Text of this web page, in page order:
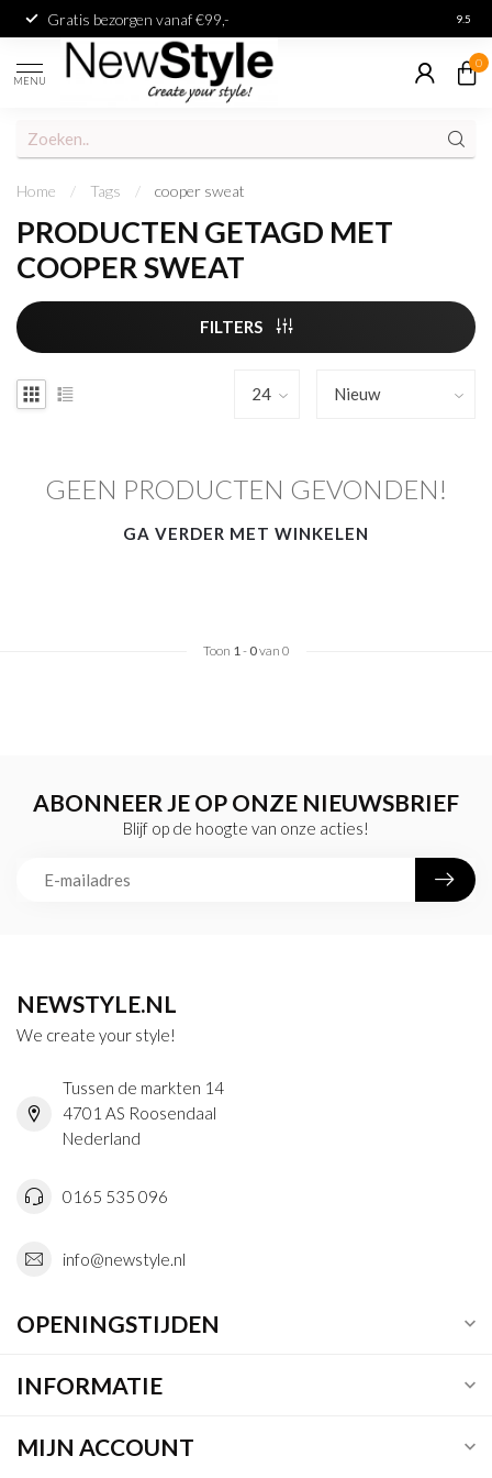
Gratis bezorgen vanaf €99,- 9.5
MENU
0
Home / Tags / cooper sweat
PRODUCTEN GETAGD MET
COOPER SWEAT
FILTERS
GEEN PRODUCTEN GEVONDEN!
GA VERDER MET WINKELEN
Toon 1- 0van 0
ABONNEER JE OP ONZE NIEUWSBRIEF
Blijf op de hoogte van onze acties!
NEWSTYLE.NL
We create your style!
Tussen de markten 14
4701 AS Roosendaal
Nederland
0165 535 096
info@newstyle.nl
OPENINGSTIJDEN
INFORMATIE
MIJN ACCOUNT